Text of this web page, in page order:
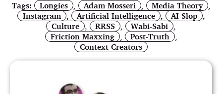
Tags: Longies , Adam Mosseri , Media Theory ,
Instagram , Artificial Intelligence , AI Slop ,
Culture , RRSS , Wabi-Sabi ,
Friction Maxxing , Post-Truth ,
Context Creators